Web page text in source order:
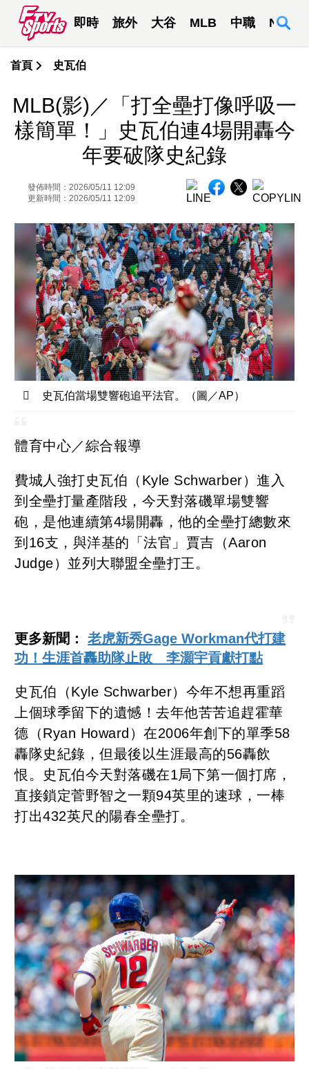
即時 旅外 大谷 MLB 中職 NBA
首頁 史瓦伯
MLB(影)／「打全壘打像呼吸一
樣簡單！」史瓦伯連4場開轟今
年要破隊史紀錄
發佈時間：2026/05/11 12:09
更新時間：2026/05/11 12:09
史瓦伯當場雙響砲追平法官。（圖／AP）
體育中心／綜合報導
費城人強打史瓦伯（Kyle Schwarber）進入
到全壘打量產階段，今天對落磯單場雙響
砲，是他連續第4場開轟，他的全壘打總數來
到16支，與洋基的「法官」賈吉（Aaron
Judge）並列大聯盟全壘打王。
更多新聞：老虎新秀Gage Workman代打建
功！生涯首轟助隊止敗 李灝宇貢獻打點
史瓦伯（Kyle Schwarber）今年不想再重蹈
上個球季留下的遺憾！去年他苦苦追趕霍華
德（Ryan Howard）在2006年創下的單季58
轟隊史紀錄，但最後以生涯最高的56轟飲
恨。史瓦伯今天對落磯在1局下第一個打席，
直接鎖定菅野智之一顆94英里的速球，一棒
打出432英尺的陽春全壘打。